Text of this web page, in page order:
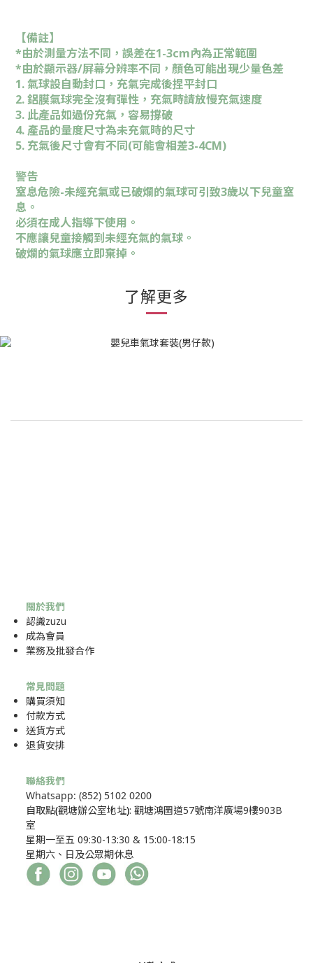
【備註】
*由於測量方法不同，誤差在1-3cm內為正常範圍
*由於顯示器/屏幕分辨率不同，顏色可能出現少量色差
1. 氣球設自動封口，充氣完成後捏平封口
2. 鋁膜氣球完全沒有彈性，充氣時請放慢充氣速度
3. 此產品如過份充氣，容易撐破
4. 產品的量度尺寸為未充氣時的尺寸
5. 充氣後尺寸會有不同(可能會相差3-4CM)
警告
窒息危險-未經充氣或已破爛的氣球可引致3歲以下兒童窒
息。
必須在成人指導下使用。
不應讓兒童接觸到未經充氣的氣球。
破爛的氣球應立即棄掉。
了解更多
關於我們
認識zuzu
成為會員
業務及批發合作
常見問題
購買須知
付款方式
送貨方式
退貨安排
聯絡我們
Whatsapp: (852) 5102 0200
自取點(觀塘辦公室地址): 觀塘鴻圖道57號南洋廣場9樓903B
室
星期一至五 09:30-13:30 & 15:00-18:15
星期六、日及公眾期休息